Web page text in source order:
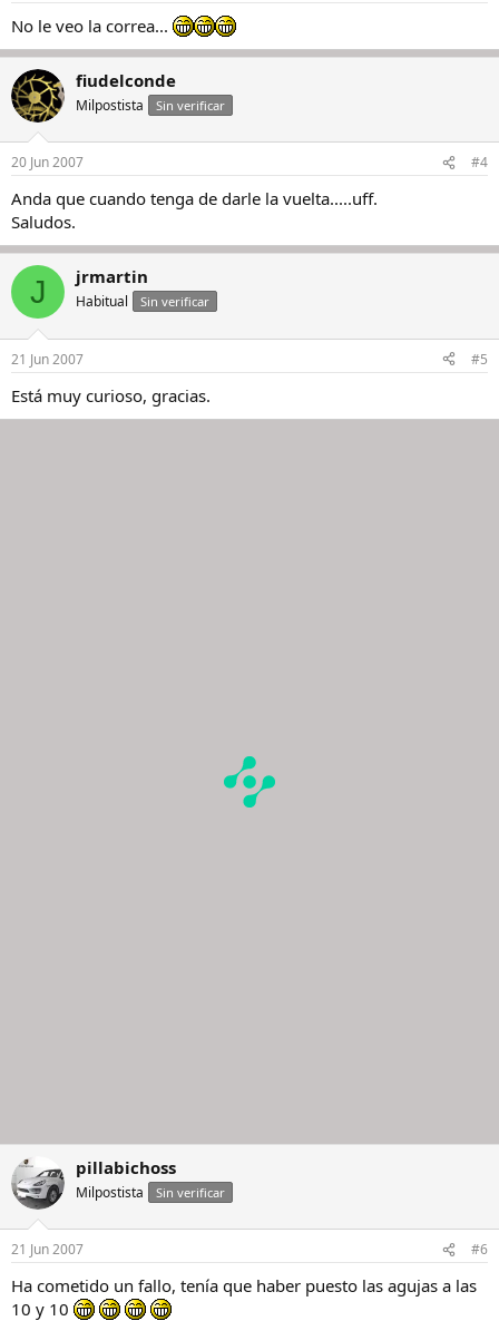
No le veo la correa...
fiudelconde
Milpostista Sin verificar
20 Jun 2007 #4
Anda que cuando tenga de darle la vuelta.....uff.
Saludos.
J jrmartin
Habitual Sin verificar
21 Jun 2007 #5
Está muy curioso, gracias.
pillabichoss
Milpostista Sin verificar
21 Jun 2007 #6
Ha cometido un fallo, tenía que haber puesto las agujas a las
10 y 10